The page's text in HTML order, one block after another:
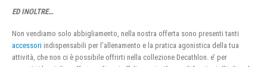
ED INOLTRE…
Non vendiamo solo abbigliamento, nella nostra offerta sono presenti tanti
accessori indispensabili per l’allenamento e la pratica agonistica della tua
attività, che non ci è possibile offrirti nella collezione Decathlon. e’ per